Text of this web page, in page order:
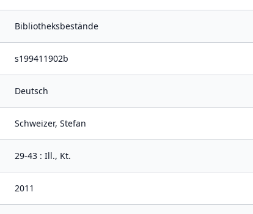
Bibliotheksbestände
s199411902b
Deutsch
Schweizer, Stefan
29-43 : Ill., Kt.
2011